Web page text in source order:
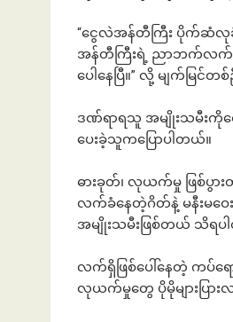
“ငွေလဲအန်တီကြီး ပိုက်ဆံလု
အန်တီကြီးရဲ့ ညာဘက်လက် ဓာ
ပေါနေပြီ။” လို့ မျက်မြင်တ
ဒဏ်ရာရသူ အမျိုးသမီးကို
ပေးခဲ့သူကပြောပါတယ်။
ဓားခုတ်၊ လုယက်မှု ဖြစ်ပွာ
လက်ခံနေတဲ့ဂိတ်နဲ့ မနီးမဝ
အမျိုးသမီးဖြစ်တယ် သိရပ
လက်ရှိဖြစ်ပေါ်နေတဲ့ ကပ်ရ
လုယက်မှုတွေ ပိုမိုများပြာ